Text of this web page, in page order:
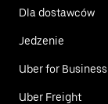
Dla dostawców
Jedzenie
Uber for Business
Uber Freight